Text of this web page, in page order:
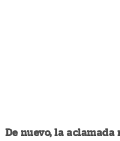
De nuevo, la aclamada